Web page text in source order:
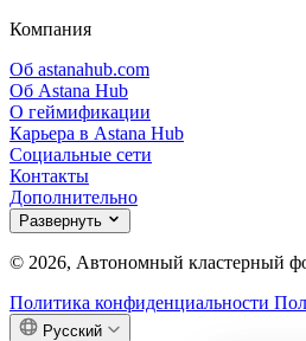
Компания
Об astanahub.com
Об Astana Hub
О геймификации
Карьера в Astana Hub
Социальные сети
Контакты
Дополнительно
Развернуть
© 2026, Автономный кластерный
Политика конфиденциальности
Русский